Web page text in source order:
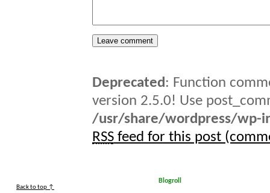
Deprecated: Function
version 2.5.0! Use
/usr/share/wordpress/wp-
RSSfeed for this post
Back to top ↑
Blogroll